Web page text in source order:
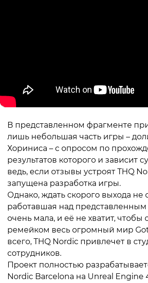
В представленном фрагменте
лишь небольшая часть игры –
Хориниса – с опросом по
результатов которого и зависит
ведь, если отзывы устроят THQ
запущена разработка игры.
Однако, ждать скорого выхода не
работавшая над
очень мала, и её не хватит, чтобы
ремейком весь огромный мир
всего, THQ Nordic привлечет в
сотрудников.
Проект полностью
Nordic Barcelona на Unreal Engine